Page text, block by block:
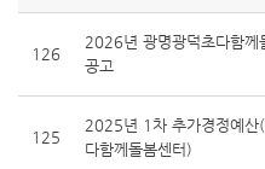
126
2026년 광명광덕초다함께
공고
125
2025년 1차 추가경정예산
다함께돌봄센터)